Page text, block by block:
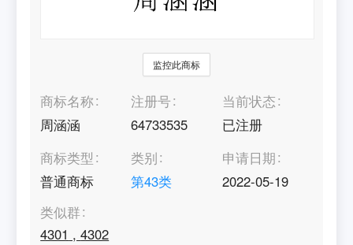
监控此商标
商标名称
周涵涵
注册号
64733535
当前状态
已注册
商标类型
普通商标
类别
第43类
申请日期
2022-05-19
类似群
4301 ,4302